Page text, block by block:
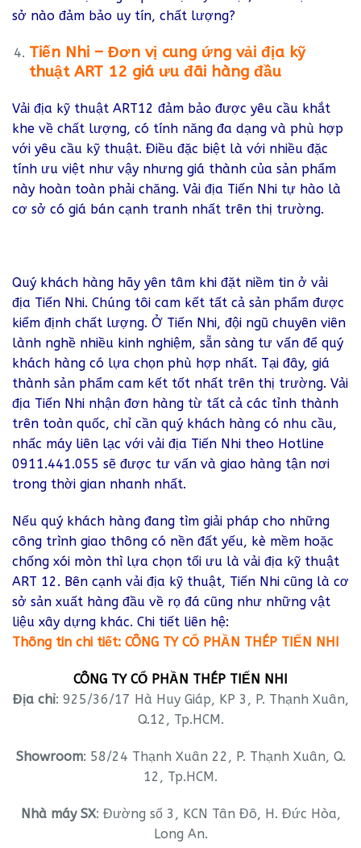
sở nào đảm bảo uy tín, chất lượng?
Tiến Nhi – Đơn vị cung ứng vải địa kỹ
thuật ART 12 giá ưu đãi hàng đầu
Vải địa kỹ thuật ART12 đảm bảo được yêu cầu khắt
khe về chất lượng, có tính năng đa dạng và phù hợp
với yêu cầu kỹ thuật. Điều đặc biệt là với nhiều đặc
tính ưu việt như vậy nhưng giá thành của sản phẩm
này hoàn toàn phải chăng. Vải địa Tiến Nhi tự hào là
cơ sở có giá bán cạnh tranh nhất trên thị trường.
Quý khách hàng hãy yên tâm khi đặt niềm tin ở vải
địa Tiến Nhi. Chúng tôi cam kết tất cả sản phẩm được
kiểm định chất lượng. Ở Tiến Nhi, đội ngũ chuyên viên
lành nghề nhiều kinh nghiệm, sẵn sàng tư vấn để quý
khách hàng có lựa chọn phù hợp nhất. Tại đây, giá
thành sản phẩm cam kết tốt nhất trên thị trường. Vải
địa Tiến Nhi nhận đơn hàng từ tất cả các tỉnh thành
trên toàn quốc, chỉ cần quý khách hàng có nhu cầu,
nhấc máy liên lạc với vải địa Tiến Nhi theo Hotline
0911.441.055 sẽ được tư vấn và giao hàng tận nơi
trong thời gian nhanh nhất.
Nếu quý khách hàng đang tìm giải pháp cho những
công trình giao thông có nền đất yếu, kè mềm hoặc
chống xói mòn thì lựa chọn tối ưu là vải địa kỹ thuật
ART 12. Bên cạnh vải địa kỹ thuật, Tiến Nhi cũng là cơ
sở sản xuất hàng đầu về rọ đá cũng như những vật
liệu xây dựng khác. Chi tiết liên hệ:
Thông tin chi tiết: CÔNG TY CỔ PHẦN THÉP TIẾN NHI
CÔNG TY CỔ PHẦN THÉP TIẾN NHI
Địa chỉ: 925/36/17 Hà Huy Giáp, KP 3, P. Thạnh Xuân,
Q.12, Tp.HCM.
Showroom: 58/24 Thạnh Xuân 22, P. Thạnh Xuân, Q.
12, Tp.HCM.
Nhà máy SX: Đường số 3, KCN Tân Đô, H. Đức Hòa,
Long An.